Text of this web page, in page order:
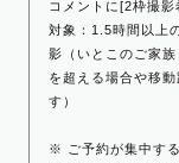
コメントに[2枠撮影
対象：1.5時間以上
影（いとこのご家
を超える場合や移
す）
※ ご予約が集中す